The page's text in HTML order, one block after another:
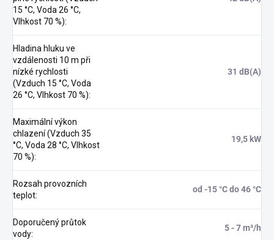
15 °C, Voda 26 °C,
Vlhkost 70 %):
Hladina hluku ve
vzdálenosti 10 m při
nízké rychlosti
(Vzduch 15 °C, Voda
26 °C, Vlhkost 70 %):
31 dB(A)
Maximální výkon
chlazení (Vzduch 35
°C, Voda 28 °C, Vlhkost
70 %):
19,5 kW
Rozsah provozních
teplot:
od -15 °C do 46 °C
Doporučený průtok
vody:
5 - 7 m³/h